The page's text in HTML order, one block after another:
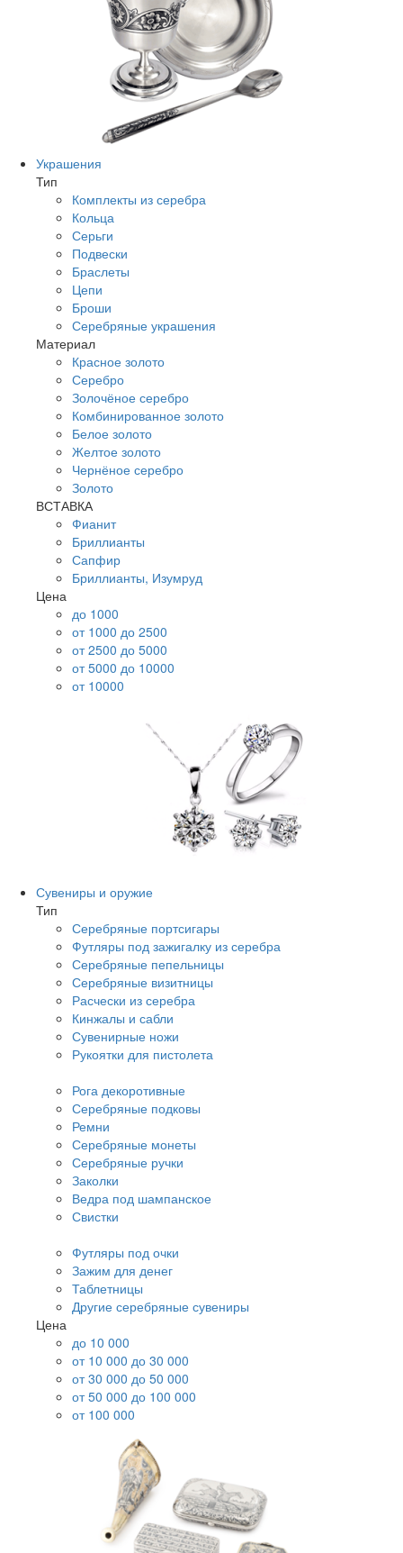
Украшения
Тип
Комплекты из серебра
Кольца
Серьги
Подвески
Браслеты
Цепи
Броши
Серебряные украшения
Материал
Красное золото
Серебро
Золочёное серебро
Комбинированное золото
Белое золото
Желтое золото
Чернёное серебро
Золото
ВСТАВКА
Фианит
Бриллианты
Сапфир
Бриллианты, Изумруд
Цена
до 1000
от 1000 до 2500
от 2500 до 5000
от 5000 до 10000
от 10000
Сувениры и оружие
Тип
Серебряные портсигары
Футляры под зажигалку из серебра
Серебряные пепельницы
Серебряные визитницы
Расчески из серебра
Кинжалы и сабли
Сувенирные ножи
Рукоятки для пистолета
Рога декоротивные
Серебряные подковы
Ремни
Серебряные монеты
Серебряные ручки
Заколки
Ведра под шампанское
Свистки
Футляры под очки
Зажим для денег
Таблетницы
Другие серебряные сувениры
Цена
до 10 000
от 10 000 до 30 000
от 30 000 до 50 000
от 50 000 до 100 000
от 100 000